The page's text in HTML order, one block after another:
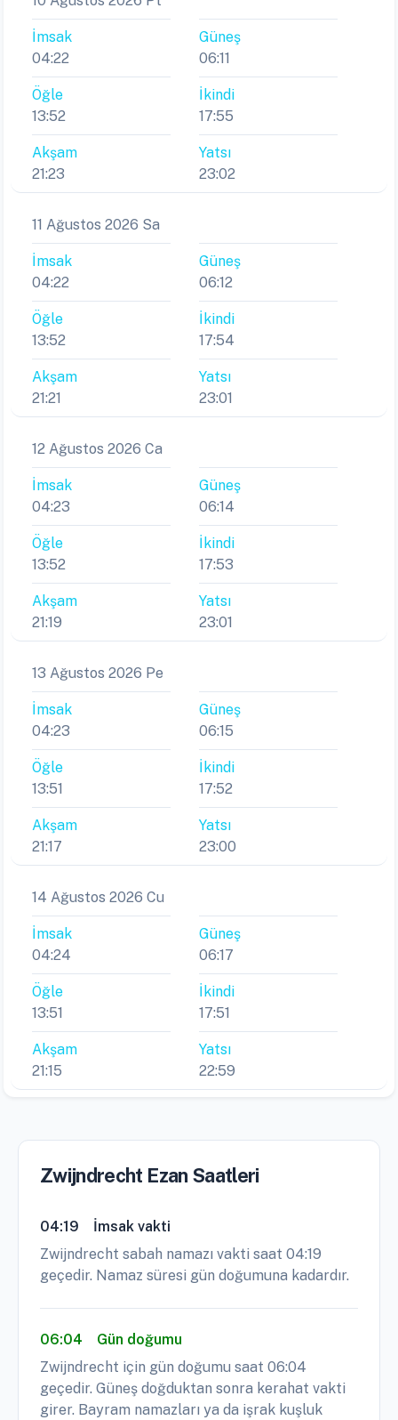
İmsak
04:22
Güneş
06:11
Öğle
13:52
İkindi
17:55
Akşam
21:23
Yatsı
23:02
11 Ağustos 2026 Sa
İmsak
04:22
Güneş
06:12
Öğle
13:52
İkindi
17:54
Akşam
21:21
Yatsı
23:01
12 Ağustos 2026 Ca
İmsak
04:23
Güneş
06:14
Öğle
13:52
İkindi
17:53
Akşam
21:19
Yatsı
23:01
13 Ağustos 2026 Pe
İmsak
04:23
Güneş
06:15
Öğle
13:51
İkindi
17:52
Akşam
21:17
Yatsı
23:00
14 Ağustos 2026 Cu
İmsak
04:24
Güneş
06:17
Öğle
13:51
İkindi
17:51
Akşam
21:15
Yatsı
22:59
Zwijndrecht Ezan Saatleri
04:19
İmsak vakti
Zwijndrecht sabah namazı vakti saat 04:19
geçedir. Namaz süresi gün doğumuna kadardır.
06:04
Gün doğumu
Zwijndrecht için gün doğumu saat 06:04
geçedir. Güneş doğduktan sonra kerahat vakti
girer. Bayram namazları ya da işrak kuşluk